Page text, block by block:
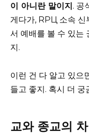
이 아니란 말이지 . 공
게다가, RРЦ 소속 신
서 예배를 볼 수 있는
지.
이런 건 다 알고 있으
들고 좋지. 혹시 더
교와 종교의